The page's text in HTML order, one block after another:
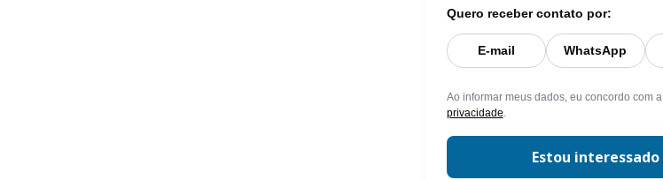
Quero receber contato por:
E-mail WhatsApp
Ao informar meus dados, eu concordo com a
privacidade.
Estou interessado